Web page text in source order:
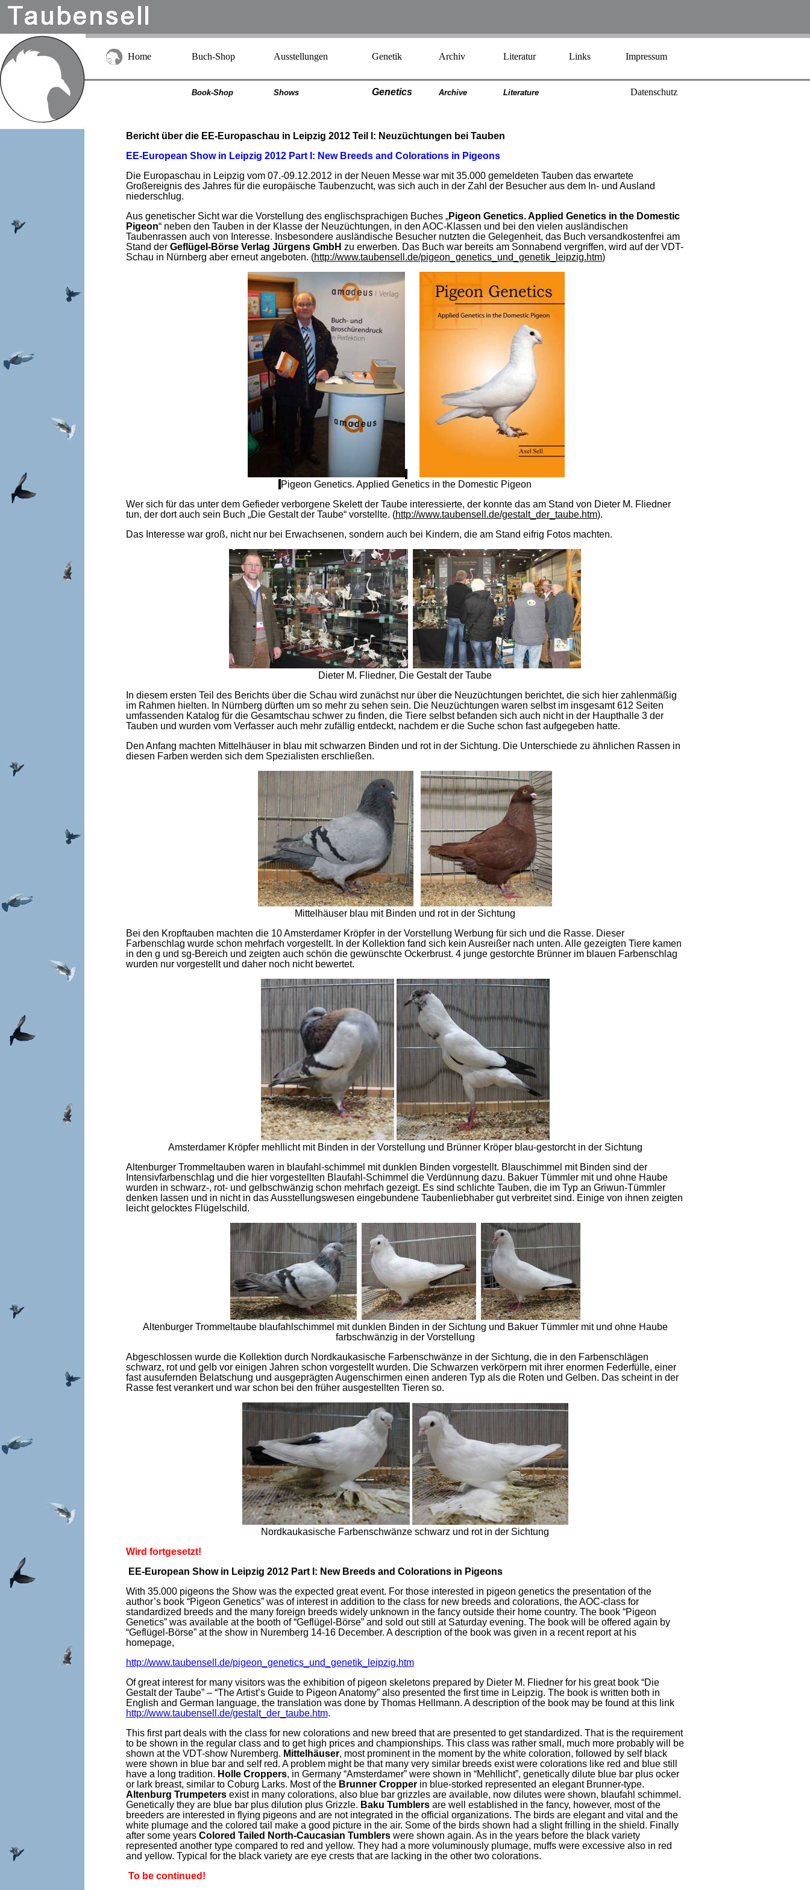
Home Buch-Shop Ausstellungen Genetik Archiv Literatur Links Impressum
Book-Shop Shows Genetics Archive Literature Datenschutz
Bericht über die EE-Europaschau in Leipzig 2012 Teil I: Neuzüchtungen bei Tauben
EE-European Show in Leipzig 2012 Part I: New Breeds and Colorations in Pigeons
Die Europaschau in Leipzig vom 07.-09.12.2012 in der Neuen Messe war mit 35.000 gemeldeten Tauben das erwartete
Großereignis des Jahres für die europäische Taubenzucht, was sich auch in der Zahl der Besucher aus dem In- und Ausland
niederschlug.
Aus genetischer Sicht war die Vorstellung des englischsprachigen Buches „Pigeon Genetics. Applied Genetics in the Domestic
Pigeon“ neben den Tauben in der Klasse der Neuzüchtungen, in den AOC-Klassen und bei den vielen ausländischen
Taubenrassen auch von Interesse. Insbesondere ausländische Besucher nutzten die Gelegenheit, das Buch versandkostenfrei am
Stand der Geflügel-Börse Verlag Jürgens GmbH zu erwerben. Das Buch war bereits am Sonnabend vergriffen, wird auf der VDT-
Schau in Nürnberg aber erneut angeboten. (http://www.taubensell.de/pigeon_genetics_und_genetik_leipzig.htm)
Pigeon Genetics. Applied Genetics in the Domestic Pigeon
Wer sich für das unter dem Gefieder verborgene Skelett der Taube interessierte, der konnte das am Stand von Dieter M. Fliedner
tun, der dort auch sein Buch „Die Gestalt der Taube“ vorstellte. (http://www.taubensell.de/gestalt_der_taube.htm).
Das Interesse war groß, nicht nur bei Erwachsenen, sondern auch bei Kindern, die am Stand eifrig Fotos machten.
Dieter M. Fliedner, Die Gestalt der Taube
In diesem ersten Teil des Berichts über die Schau wird zunächst nur über die Neuzüchtungen berichtet, die sich hier zahlenmäßig
im Rahmen hielten. In Nürnberg dürften um so mehr zu sehen sein. Die Neuzüchtungen waren selbst im insgesamt 612 Seiten
umfassenden Katalog für die Gesamtschau schwer zu finden, die Tiere selbst befanden sich auch nicht in der Haupthalle 3 der
Tauben und wurden vom Verfasser auch mehr zufällig entdeckt, nachdem er die Suche schon fast aufgegeben hatte.
Den Anfang machten Mittelhäuser in blau mit schwarzen Binden und rot in der Sichtung. Die Unterschiede zu ähnlichen Rassen in
diesen Farben werden sich dem Spezialisten erschließen.
Mittelhäuser blau mit Binden und rot in der Sichtung
Bei den Kropftauben machten die 10 Amsterdamer Kröpfer in der Vorstellung Werbung für sich und die Rasse. Dieser
Farbenschlag wurde schon mehrfach vorgestellt. In der Kollektion fand sich kein Ausreißer nach unten. Alle gezeigten Tiere kamen
in den g und sg-Bereich und zeigten auch schön die gewünschte Ockerbrust. 4 junge gestorchte Brünner im blauen Farbenschlag
wurden nur vorgestellt und daher noch nicht bewertet.
Amsterdamer Kröpfer mehllicht mit Binden in der Vorstellung und Brünner Kröper blau-gestorcht in der Sichtung
Altenburger Trommeltauben waren in blaufahl-schimmel mit dunklen Binden vorgestellt. Blauschimmel mit Binden sind der
Intensivfarbenschlag und die hier vorgestellten Blaufahl-Schimmel die Verdünnung dazu. Bakuer Tümmler mit und ohne Haube
wurden in schwarz-, rot- und gelbschwänzig schon mehrfach gezeigt. Es sind schlichte Tauben, die im Typ an Griwun-Tümmler
denken lassen und in nicht in das Ausstellungswesen eingebundene Taubenliebhaber gut verbreitet sind. Einige von ihnen zeigten
leicht gelocktes Flügelschild.
Altenburger Trommeltaube blaufahlschimmel mit dunklen Binden in der Sichtung und Bakuer Tümmler mit und ohne Haube
farbschwänzig in der Vorstellung
Abgeschlossen wurde die Kollektion durch Nordkaukasische Farbenschwänze in der Sichtung, die in den Farbenschlägen
schwarz, rot und gelb vor einigen Jahren schon vorgestellt wurden. Die Schwarzen verkörpern mit ihrer enormen Federfülle, einer
fast ausufernden Belatschung und ausgeprägten Augenschirmen einen anderen Typ als die Roten und Gelben. Das scheint in der
Rasse fest verankert und war schon bei den früher ausgestellten Tieren so.
Nordkaukasische Farbenschwänze schwarz und rot in der Sichtung
Wird fortgesetzt!
EE-European Show in Leipzig 2012 Part I: New Breeds and Colorations in Pigeons
With 35.000 pigeons the Show was the expected great event. For those interested in pigeon genetics the presentation of the
author’s book “Pigeon Genetics” was of interest in addition to the class for new breeds and colorations, the AOC-class for
standardized breeds and the many foreign breeds widely unknown in the fancy outside their home country. The book “Pigeon
Genetics” was available at the booth of “Geflügel-Börse” and sold out still at Saturday evening. The book will be offered again by
“Geflügel-Börse” at the show in Nuremberg 14-16 December. A description of the book was given in a recent report at his
homepage,
http://www.taubensell.de/pigeon_genetics_und_genetik_leipzig.htm
Of great interest for many visitors was the exhibition of pigeon skeletons prepared by Dieter M. Fliedner for his great book “Die
Gestalt der Taube” – “The Artist’s Guide to Pigeon Anatomy” also presented the first time in Leipzig. The book is written both in
English and German language, the translation was done by Thomas Hellmann. A description of the book may be found at this link
http://www.taubensell.de/gestalt_der_taube.htm.
This first part deals with the class for new colorations and new breed that are presented to get standardized. That is the requirement
to be shown in the regular class and to get high prices and championships. This class was rather small, much more probably will be
shown at the VDT-show Nuremberg. Mittelhäuser, most prominent in the moment by the white coloration, followed by self black
were shown in blue bar and self red. A problem might be that many very similar breeds exist were colorations like red and blue still
have a long tradition. Holle Croppers, in Germany “Amsterdamer” were shown in “Mehllicht”, genetically dilute blue bar plus ocker
or lark breast, similar to Coburg Larks. Most of the Brunner Cropperin blue-storked represented an elegant Brunner-type.
Altenburg Trumpetersexist in many colorations, also blue bar grizzles are available, now dilutes were shown, blaufahl schimmel.
Genetically they are blue bar plus dilution plus Grizzle. Baku Tumblersare well established in the fancy, however, most of the
breeders are interested in flying pigeons and are not integrated in the official organizations. The birds are elegant and vital and the
white plumage and the colored tail make a good picture in the air. Some of the birds shown had a slight frilling in the shield. Finally
after some years Colored Tailed North-Caucasian Tumblerswere shown again. As in the years before the black variety
represented another type compared to red and yellow. They had a more voluminously plumage, muffs were excessive also in red
and yellow. Typical for the black variety are eye crests that are lacking in the other two colorations.
To be continued!